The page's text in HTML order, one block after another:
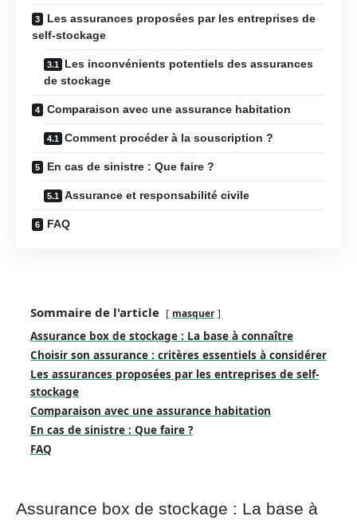
Les assurances proposées par les entreprises de
self-stockage
Les inconvénients potentiels des assurances
de stockage
Comparaison avec une assurance habitation
Comment procéder à la souscription ?
En cas de sinistre : Que faire ?
Assurance et responsabilité civile
FAQ
Sommaire de l'article masquer
Assurance box de stockage : La base à connaître
Choisir son assurance : critères essentiels à considérer
Les assurances proposées par les entreprises de self-
stockage
Comparaison avec une assurance habitation
En cas de sinistre : Que faire ?
FAQ
Assurance box de stockage : La base à